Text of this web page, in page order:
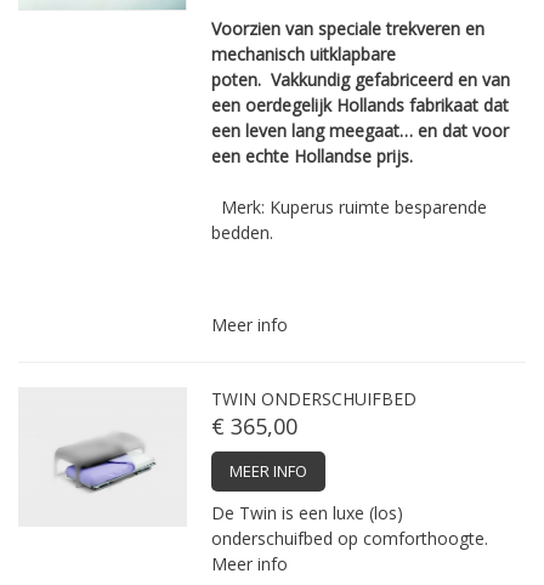
Voorzien van speciale trekveren en
mechanisch uitklapbare
poten.Vakkundig ­gefabriceerd en van
een ­oerdegelijk ­Hollands fabrikaat dat
een leven lang ­meegaat… en dat voor
een echte ­Hollandse prijs.
Merk: Kuperus ruimte besparende
bedden.
Meer info
TWIN ONDERSCHUIFBED
€ 365,00
MEER INFO
De Twin is een luxe (los)
onderschuifbed op comforthoogte.
Meer info